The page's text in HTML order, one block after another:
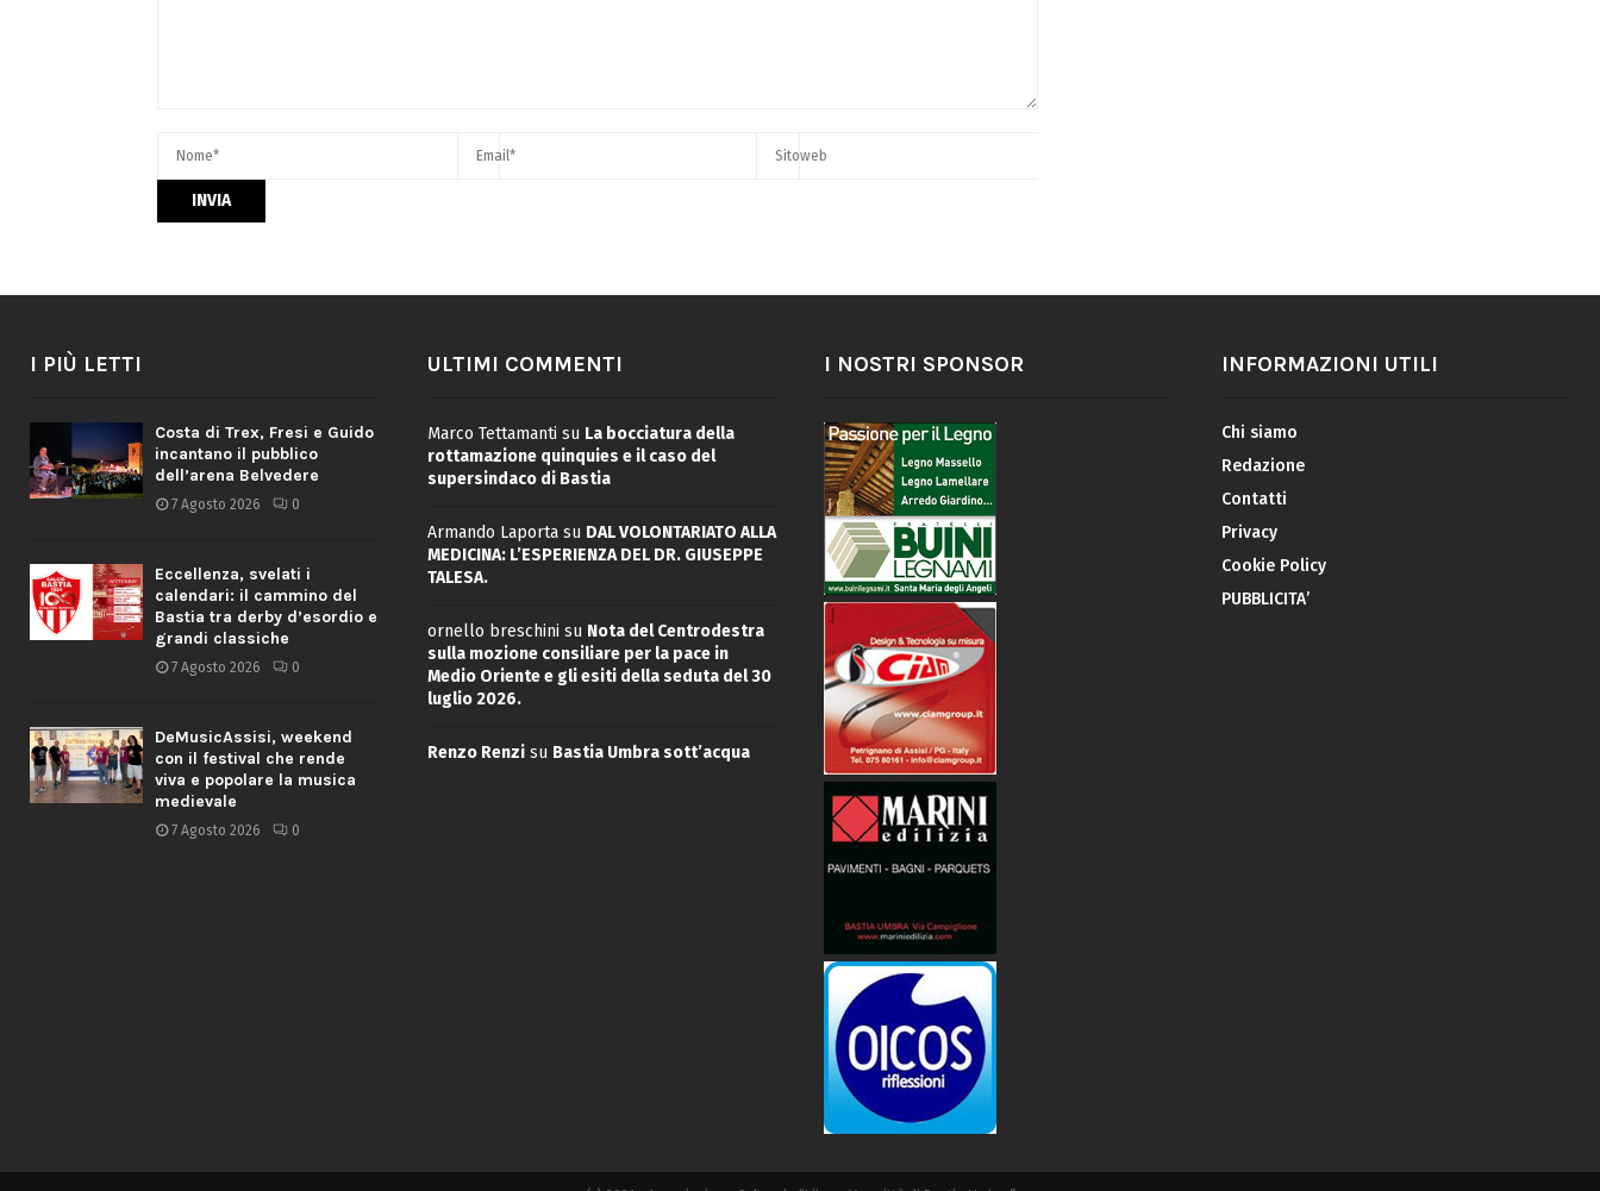
I PIÙ LETTI
Costa di Trex, Fresi e Guido
incantano il pubblico
dell’arena Belvedere
7 Agosto 2026 0
Eccellenza, svelati i
calendari: il cammino del
Bastia tra derby d’esordio e
grandi classiche
7 Agosto 2026 0
DeMusicAssisi, weekend
con il festival che rende
viva e popolare la musica
medievale
7 Agosto 2026 0
ULTIMI COMMENTI
Marco Tettamanti su La bocciatura della
rottamazione quinquies e il caso del
supersindaco di Bastia
Armando Laportasu DAL VOLONTARIATO ALLA
MEDICINA: L’ESPERIENZA DEL DR. GIUSEPPE
TALESA.
ornello breschini su Nota del Centrodestra
sulla mozione consiliare per la pace in
Medio Oriente e gli esiti della seduta del 30
luglio 2026.
Renzo Renzisu Bastia Umbra sott’acqua
I NOSTRI SPONSOR INFORMAZIONI UTILI
Chi siamo
Redazione
Contatti
Privacy
Cookie Policy
PUBBLICITA’